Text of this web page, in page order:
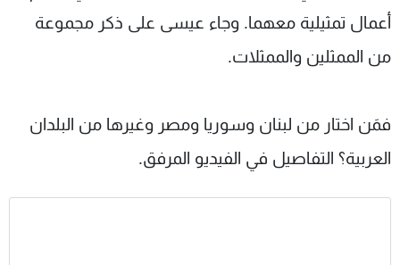
أعمال تمثيلية معهما. وجاء عيسى على ذكر مجموعة
من الممثلين والممثلات.
فمَن اختار من لبنان وسوريا ومصر وغيرها من البلدان
العربية؟ التفاصيل في الفيديو المرفق.
عن MTV
الإنـتـاج
لاعلاناتكم
وظائف